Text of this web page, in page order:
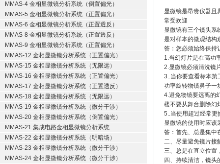
MMAS-4 金相显微镜分析系统（倒置偏光）
MMAS-5 金相显微镜分析系统（正置偏光）
MMAS-6 金相显微镜分析系统（正置透反）
MMAS-8 金相显微镜分析系统（正置透反）
MMAS-9 金相显微镜分析系统（正置偏光）
MMAS-12 金相显微镜分析系统（正置偏光）
MMAS-15 金相显微镜分析系统（无限远）
MMAS-16 金相显微镜分析系统（正置偏光）
MMAS-17 金相显微镜分析系统（正置透反）
MMAS-18 金相显微镜分析系统（无限远）
MMAS-19 金相显微镜分析系统（微分干涉）
MMAS-20 金相显微镜分析系统（倒置偏光）
MMAS-21 集成电路金相显微镜分析系统
MMAS-22 金相显微镜分析系统（明暗场）
MMAS-23 金相显微镜分析系统（微分干涉）
MMAS-24 金相显微镜分析系统（微分干涉）
显微镜是昂贵仪器且
常受欢迎
显微镜有三个镜头系
是对样本的微观结构
答：您必须始终保持
1.当幻灯片是在高功
2.显微镜必须清洗镜
3..当你要查看标本第
功率旋转物镜鼻子一
4.避免物镜要远离的
楼不要从舞台删除幻
5..当使用超过经常更
显微镜的使用时应该
答：首先、总是集中
二、尽量避免镜片接
三、总是在直立位置
四、持续清洁，镜头